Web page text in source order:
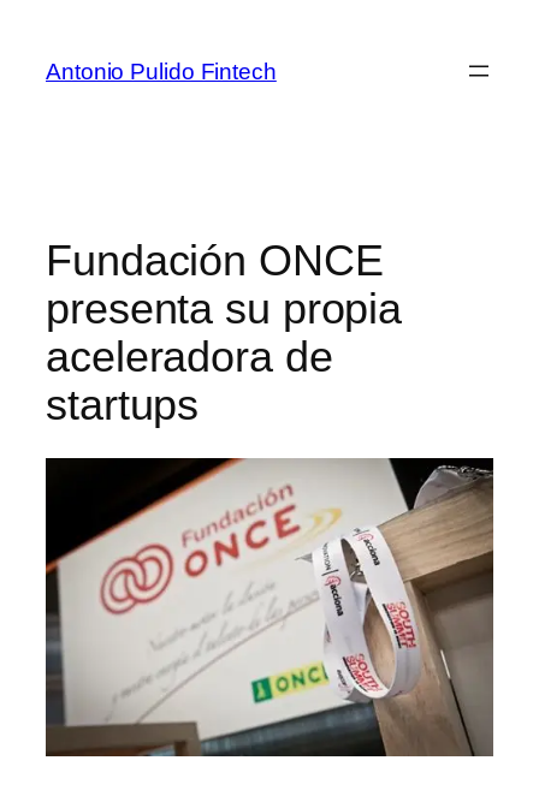
Antonio Pulido Fintech
Fundación ONCE
presenta su propia
aceleradora de
startups